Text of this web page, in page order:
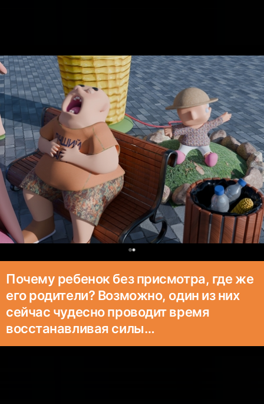
Почему ребенок без присмотра, где же
его родители? Возможно, один из них
сейчас чудесно проводит время
восстанавливая силы…